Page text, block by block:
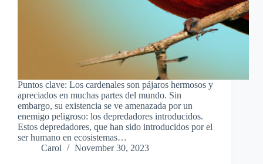
Puntos clave: Los cardenales son pájaros hermosos y
apreciados en muchas partes del mundo. Sin
embargo, su existencia se ve amenazada por un
enemigo peligroso: los depredadores introducidos.
Estos depredadores, que han sido introducidos por el
ser humano en ecosistemas…
Carol
November 30, 2023